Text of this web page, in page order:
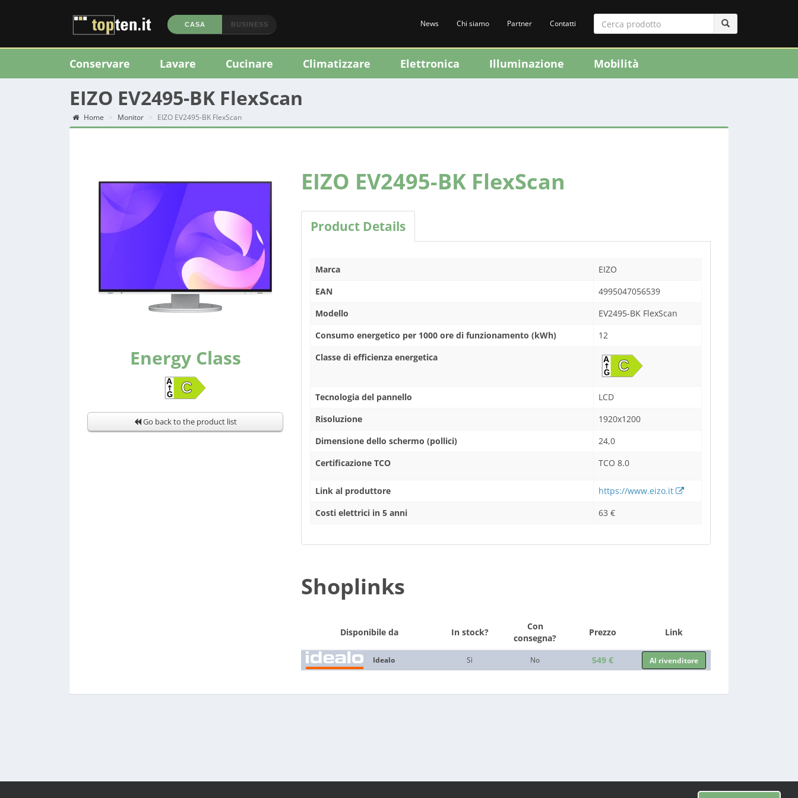
CASA BUSINESS News Chi siamo Partner Contatti
Conservare Lavare Cucinare Climatizzare Elettronica Illuminazione Mobilità
EIZO EV2495-BK FlexScan
Home Monitor EIZO EV2495-BK FlexScan
Energy Class
Go back to the product list
EIZO EV2495-BK FlexScan
Product Details
Marca
EIZO
EAN
4995047056539
Modello
EV2495-BK FlexScan
Consumo energetico per 1000 ore di funzionamento (kWh)
12
Classe di efficienza energetica
Tecnologia del pannello
LCD
Risoluzione
1920x1200
Dimensione dello schermo (pollici)
24,0
Certificazione TCO
TCO 8.0
Link al produttore
https://www.eizo.it
Costi elettrici in 5 anni
63 €
Shoplinks
Disponibile da In stock?
Con
consegna?
Prezzo Link
Idealo Sì No 549 € Al rivenditore